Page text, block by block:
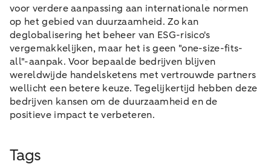
voor verdere aanpassing aan internationale normen
op het gebied van duurzaamheid. Zo kan
deglobalisering het beheer van ESG-risico's
vergemakkelijken, maar het is geen "one-size-fits-
all"-aanpak. Voor bepaalde bedrijven blijven
wereldwijde handelsketens met vertrouwde partners
wellicht een betere keuze. Tegelijkertijd hebben deze
bedrijven kansen om de duurzaamheid en de
positieve impact te verbeteren.
Tags